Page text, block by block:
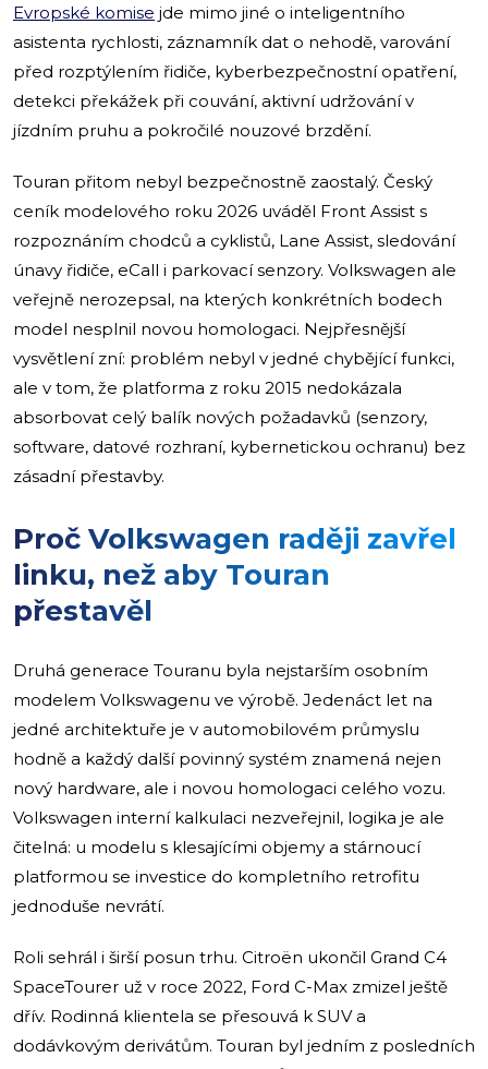
Evropské komise jde mimo jiné o inteligentního
asistenta rychlosti, záznamník dat o nehodě, varování
před rozptýlením řidiče, kyberbezpečnostní opatření,
detekci překážek při couvání, aktivní udržování v
jízdním pruhu a pokročilé nouzové brzdění.
Touran přitom nebyl bezpečnostně zaostalý. Český
ceník modelového roku 2026 uváděl Front Assist s
rozpoznáním chodců a cyklistů, Lane Assist, sledování
únavy řidiče, eCall i parkovací senzory. Volkswagen ale
veřejně nerozepsal, na kterých konkrétních bodech
model nesplnil novou homologaci. Nejpřesnější
vysvětlení zní: problém nebyl v jedné chybějící funkci,
ale v tom, že platforma z roku 2015 nedokázala
absorbovat celý balík nových požadavků (senzory,
software, datové rozhraní, kybernetickou ochranu) bez
zásadní přestavby.
Proč Volkswagen raději zavřel
linku, než aby Touran
přestavěl
Druhá generace Touranu byla nejstarším osobním
modelem Volkswagenu ve výrobě. Jedenáct let na
jedné architektuře je v automobilovém průmyslu
hodně a každý další povinný systém znamená nejen
nový hardware, ale i novou homologaci celého vozu.
Volkswagen interní kalkulaci nezveřejnil, logika je ale
čitelná: u modelu s klesajícími objemy a stárnoucí
platformou se investice do kompletního retrofitu
jednoduše nevrátí.
Roli sehrál i širší posun trhu. Citroën ukončil Grand C4
SpaceTourer už v roce 2022, Ford C-Max zmizel ještě
dřív. Rodinná klientela se přesouvá k SUV a
dodávkovým derivátům. Touran byl jedním z posledních